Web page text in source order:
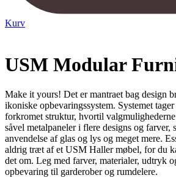
Kurv
USM Modular
Make it yours! Det er mantraet bag design
ikoniske opbevaringssystem. Systemet
forkromet struktur, hvortil
såvel metalpaneler i flere designs og farver,
anvendelse af glas og lys og meget mere.
aldrig træt af et USM Haller møbel, for du
det om. Leg med farver, materialer, udtryk
opbevaring til garderober og rumdelere.